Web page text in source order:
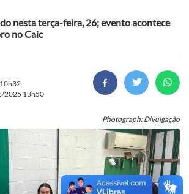
nesta terça-feira, 26; evento acontece
no Caic
2025 13h50
Photograph: Divulgação